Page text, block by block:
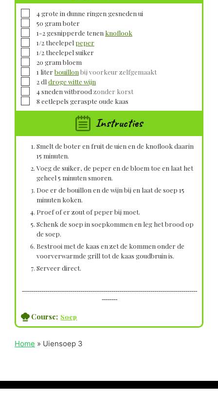
▢4grote in dunne ringen gesneden ui
▢
50 gram boter
▢1-2 gesnipperde tenen knoflook
▢1/2 theelepel peper
▢1/2 theelepel suiker
▢
20 gram bloem
▢1 liter bouillon bij voorkeur zelfgemaakt
▢
2 dl droge witte wijn
▢4sneden witbrood zonder korst
▢
8 eetlepels geraspte oude kaas
Instructies
Smelt de boter en fruit de uien en de knoflook daarin
15 minuten.
Voeg de suiker, de peper en de bloem toe en laat het
geheel 5 minuten smoren.
Doe er de bouillon en de wijn bij en laat de soep 15
minuten koken.
Proef of er zout of peper bij moet.
Schenk de soep in soepkommen en leg het brood op
de soep.
Bestrooi met de kaas en zet de kommen onder de
voorverwarmde grill tot de kaas goudbruin is.
Serveer direct.
------------------------------------------------------------------------------------------
--------
Course; Soep
Home » Uiensoep 3